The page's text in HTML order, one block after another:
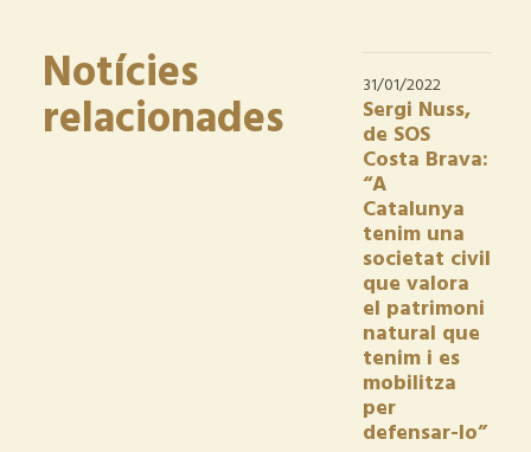
Notícies
relacionades
31/01/2022
Sergi Nuss,
de SOS
Costa Brava:
“A
Catalunya
tenim una
societat civil
que valora
el patrimoni
natural que
tenim i es
mobilitza
per
defensar-lo”